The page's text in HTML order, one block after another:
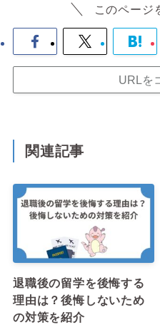
このページ
URLを
関連記事
退職後の留学を後悔する
理由は？後悔しないため
の対策を紹介